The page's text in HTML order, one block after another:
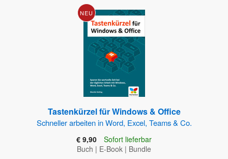
NEU
Tastenkürzel für Windows & Office
Schneller arbeiten in Word, Excel, Teams & Co.
€ 9,90
Sofort lieferbar
Buch | E-Book | Bundle